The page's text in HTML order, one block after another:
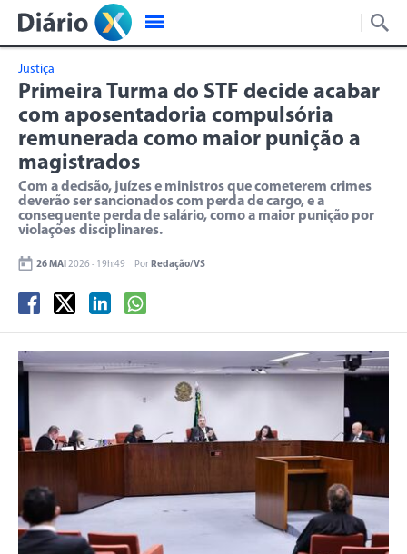
Justiça
Primeira Turma do STF decide acabar
com aposentadoria compulsória
remunerada como maior punição a
magistrados
Com a decisão, juízes e ministros que cometerem crimes
deverão ser sancionados com perda de cargo, e a
consequente perda de salário, como a maior punição por
violações disciplinares.
26 MAI 2026 - 19h:49 Por Redação/VS